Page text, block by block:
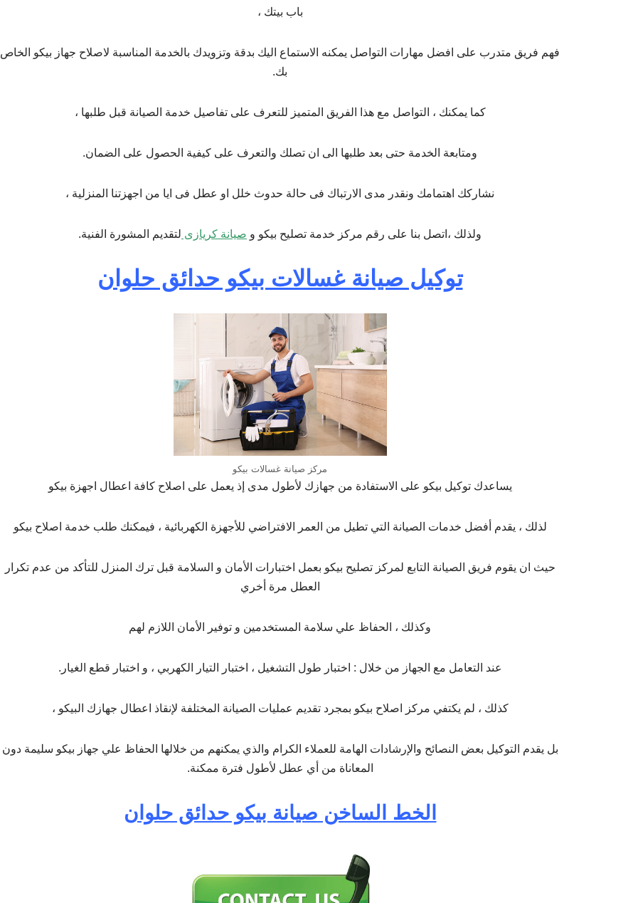
باب بيتك ،
فهم فريق متدرب على افضل مهارات التواصل يمكنه الاستماع اليك بدقة وتزويدك بالخدمة المناسبة لاصلاح جهاز بيكو الخاص
بك.
كما يمكنك ، التواصل مع هذا الفريق المتميز للتعرف على تفاصيل خدمة الصيانة قبل طلبها ،
ومتابعة الخدمة حتى بعد طلبها الى ان تصلك والتعرف على كيفية الحصول على الضمان.
نشاركك اهتمامك ونقدر مدى الارتباك فى حالة حدوث خلل او عطل فى ايا من اجهزتنا المنزلية ،
ولذلك ،اتصل بنا على رقم مركز خدمة تصليح بيكو و صيانة كريازى لتقديم المشورة الفنية.
توكيل صيانة غسالات بيكو حدائق حلوان
مركز صيانة غسالات بيكو
يساعدك توكيل بيكو على الاستفادة من جهازك لأطول مدى إذ يعمل على اصلاح كافة اعطال اجهزة بيكو
لذلك ، يقدم أفضل خدمات الصيانة التي تطيل من العمر الافتراضي للأجهزة الكهربائية ، فيمكنك طلب خدمة اصلاح بيكو
حيث ان يقوم فريق الصيانة التابع لمركز تصليح بيكو بعمل اختبارات الأمان و السلامة قبل ترك المنزل للتأكد من عدم تكرار
العطل مرة أخري
وكذلك ، الحفاظ علي سلامة المستخدمين و توفير الأمان اللازم لهم
عند التعامل مع الجهاز من خلال : اختبار طول التشغيل ، اختبار التيار الكهربي ، و اختبار قطع الغيار.
كذلك ، لم يكتفي مركز اصلاح بيكو بمجرد تقديم عمليات الصيانة المختلفة لإنقاذ اعطال جهازك البيكو ،
بل يقدم التوكيل بعض النصائح والإرشادات الهامة للعملاء الكرام والذي يمكنهم من خلالها الحفاظ علي جهاز بيكو سليمة دون
المعاناة من أي عطل لأطول فترة ممكنة.
الخط الساخن صيانة بيكو حدائق حلوان